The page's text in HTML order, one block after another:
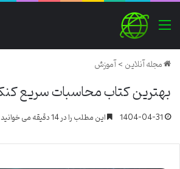
منو
مجله آنلاین>آموزش
بهترین کتاب محاسبات سریع
1404-04-31 این مطلب را در 14 دقیقه می خوانید